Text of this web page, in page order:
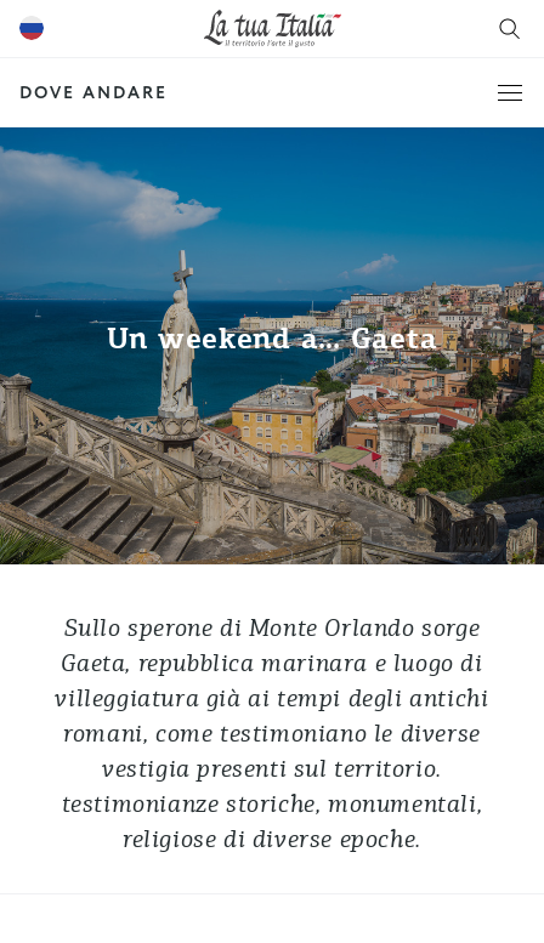
DOVE ANDARE
Un weekend a… Gaeta
Sullo sperone di Monte Orlando sorge
Gaeta, repubblica marinara e luogo di
villeggiatura già ai tempi degli antichi
romani, come testimoniano le diverse
vestigia presenti sul territorio.
testimonianze storiche, monumentali,
religiose di diverse epoche.